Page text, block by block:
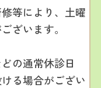
等により、土曜
ざいます。
の通常休診日
る場合がござい